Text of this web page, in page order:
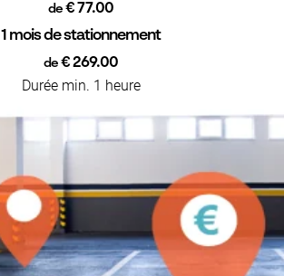
de € 77.00
1 mois de stationnement
de € 269.00
Durée min. 1 heure